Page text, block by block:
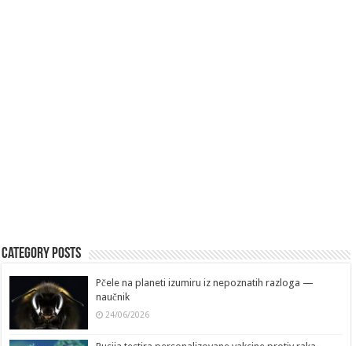
Category Posts
Pčele na planeti izumiru iz nepoznatih razloga —
naučnik
24/06/2026